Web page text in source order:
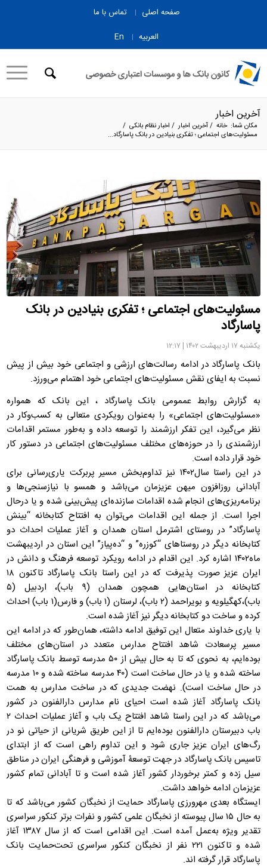
صفحه اصلی
تماس با ما
العربیه
En
آخرین اخبار
مکان شما: خانه /آخرین اخبار / اخبار نظام بانکی /
مسئولیت‌های اجتماعی ؛ تفکری بنیادین در بانک پاسارگاد...
مسئولیت‌های اجتماعی ؛ تفکری بنیادین در بانک
پاسارگاد
یکشنبه ۱۷ اردیبهشت ۱۴۰۲ | ۱۲:۱۷
بانک پاسارگاد در ادامه رسالت‌های ارزشی و اجتماعی خود بیش از پیش
نسبت به ایفای نقش مسئولیت‌های اجتماعی خود اهتمام می‌ورزد.
به گزارش روابط عممومی بانک پاسارگاد ، این بانک که همواره
«مسئولیت‌های اجتماعی» را به‌عنوان رویکردی متعالی به کسب‌و‌کار در
نظر می‌گیرد، این تفکر ارزشمند را توسعه داده و به‌طور مستمر اقدامات
ارزشمندی را در حوزه‌های مختلف مسئولیت‌های اجتماعی در دستور کار
خود قرار داده است.
در این راستا سال۱۴۰۲ نیز تداوم‌بخش مسیر پربرکت یاری‌رسانی برای
آبادانی روزافزون میهن عزیزمان می‌باشد و همسو با نیازسنجی‌ها و
برنامه‌ریزی‌های انجام شده اقدامات سازنده‌ای پیش‌بینی شده و یا درحال
اجرا است. از جمله این اقدامات می‌توان به افتتاح کتابخانه “بینش
پاسارگاد” در روستای اشترمل استان همدان و آغاز عملیات احداث دو
کتابخانه دیگر در روستاهای “کوزره” و “ده‌پیاز” این استان در اردیبهشت
ماه۱۴۰۲ اشاره کرد. این اقدام در ادامه رویکرد توسعه فرهنگ و دانش در
ایران عزیز صورت پذیرفت که در این راستا بانک پاسارگاد تاکنون ۱۸
کتابخانه در استان‌هایی همچون همدان (۹ باب)، اردبیل (۵
باب)،کهگیلویه و بویراحمد (۲ باب)، لرستان (۱ باب) و فارس(۱ باب) احداث
کرده و ساخت دو کتابخانه دیگر نیز آغاز شده است.
با یاری خداوند متعال این توفیق ادامه داشته، همان‌طور که در ادامه این
مسیر پرسعادت شاهد افتتاح مدارس متعدد در استان‌های مختلف
بوده‌ایم، به نحوی که تا به حال بیش از ۵۰ مدرسه توسط بانک پاسارگاد
ساخته شده و یا در حال ساخت است (۴۰ مدرسه ساخته شده و ۱۰ مدرسه
در حال ساخت است). نهضت جدیدی که در ساخت مدارس به همت
بانک پاسارگاد آغاز شده است احیای نام مدارس دارالفنون در کشور
می‌باشد که در این راستا شاهد افتتاح یک باب و آغاز عملیات احداث ۲
باب دبیرستان‌ دارالفنون بوده‌ایم تا از این طریق شریانی از حیاتی نو در
رگ‌های ایران عزیز جاری شود و این تداوم راهی است که از ابتدای
تاسیس بانک پاسارگاد در جهت توسعۀ آموزشی و فرهنگی ایران در مناطق
سیل زده و کمتر برخوردار کشور آغاز شده است و تا آبادانی تمام کشور
عزیزمان ادامه خواهد داشت.
ایستگاه بعدی مهرورزی پاسارگاد حمایت از نخبگان کشور می‌باشد که تا
به حال ۱۵ سال پیوسته از نخبگان علمی کشور و نفرات برتر کنکور سراسری
تقدیر ویژه به‌عمل آمده است. این اقدامی است که از سال ۱۳۸۷ آغاز
شده و تاکنون ۲۲۱ نفر از نخبگان کنکور سراسری تحت‌حمایت بانک
پاسارگاد قرار گرفته اند.